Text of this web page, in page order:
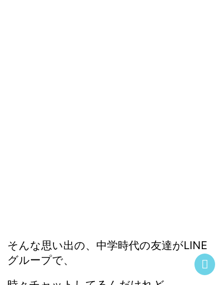
そんな思い出の、中学時代の友達がLINE
グループで、